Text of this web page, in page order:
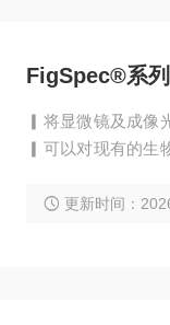
FigSpec®系
▎将显微镜及成像
▎可以对现有的生
c系列成像光谱仪
更新时间：